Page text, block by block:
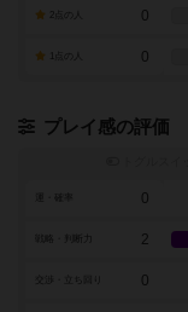
0
0
プレイ感の評価
0
戦略・判断力 2
0